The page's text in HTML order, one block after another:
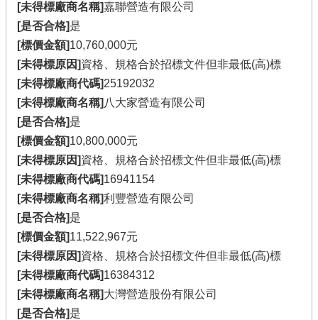
[未得標廠商名稱]嘉聯營造有限公司
[是否合格]是
[標價金額]10,760,000元
[未得標原因]資格、規格合於招標文件但非最低(高)標
[未得標廠商代碼]25192032
[未得標廠商名稱] 八大家營造有限公司
[是否合格]是
[標價金額]10,800,000元
[未得標原因]資格、規格合於招標文件但非最低(高)標
[未得標廠商代碼]16941154
[未得標廠商名稱]利豐營造有限公司
[是否合格]是
[標價金額]11,522,967元
[未得標原因]資格、規格合於招標文件但非最低(高)標
[未得標廠商代碼]16384312
[未得標廠商名稱]大灣營造股份有限公司
[是否合格]是